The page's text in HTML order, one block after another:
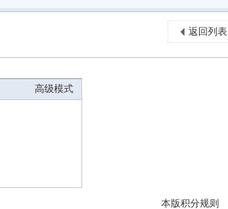
返回列表
高级模式
本版积分规则